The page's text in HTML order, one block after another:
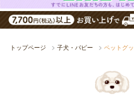
トップページ 子犬・パピー ペットグ